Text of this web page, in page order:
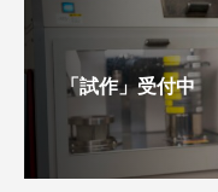
「試作」受付中